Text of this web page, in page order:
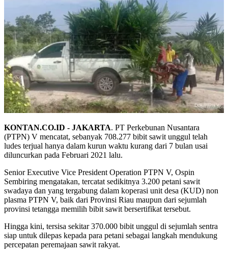
KONTAN.CO.ID - JAKARTA. PT Perkebunan Nusantara
(PTPN) V mencatat, sebanyak 708.277 bibit sawit unggul telah
ludes terjual hanya dalam kurun waktu kurang dari 7 bulan usai
diluncurkan pada Februari 2021 lalu.
Senior Executive Vice President Operation PTPN V, Ospin
Sembiring mengatakan, tercatat sedikitnya 3.200 petani sawit
swadaya dan yang tergabung dalam koperasi unit desa (KUD) non
plasma PTPN V, baik dari Provinsi Riau maupun dari sejumlah
provinsi tetangga memilih bibit sawit bersertifikat tersebut.
Hingga kini, tersisa sekitar 370.000 bibit unggul di sejumlah sentra
siap untuk dilepas kepada para petani sebagai langkah mendukung
percepatan peremajaan sawit rakyat.